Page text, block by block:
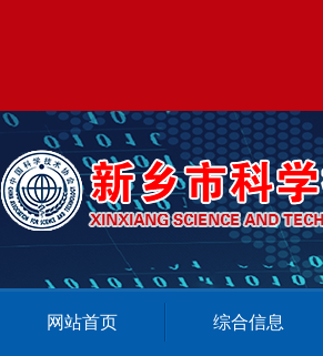
网站首页 综合信息